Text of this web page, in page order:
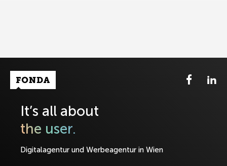
Fonda Logo
It’s all about
the user.
Digitalagentur und Werbeagentur in Wien